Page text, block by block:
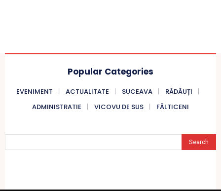
Popular Categories
EVENIMENT ACTUALITATE SUCEAVA
RĂDĂUȚI
ADMINISTRATIE
VICOVU DE SUS FĂLTICENI
Search